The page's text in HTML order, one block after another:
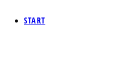
START